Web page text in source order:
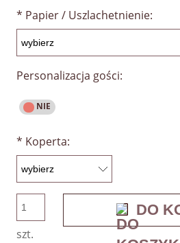
* Papier / Uszlachetnienie:
Personalizacja gości:
* Koperta:
szt.
DO